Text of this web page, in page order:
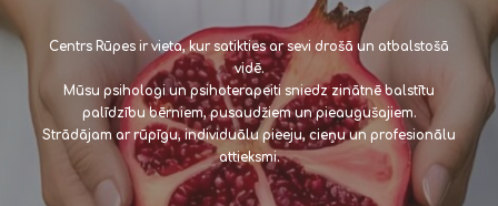
Centrs Rūpes ir vieta, kur satikties ar sevi drošā un atbalstošā
vidē.
Mūsu psihologi un psihoterapeiti sniedz zinātnē balstītu
palīdzību bērniem, pusaudžiem un pieaugušajiem.
Strādājam ar rūpīgu, individuālu pieeju, cieņu un profesionālu
attieksmi.